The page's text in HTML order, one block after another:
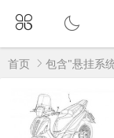
首页 包含"悬挂系